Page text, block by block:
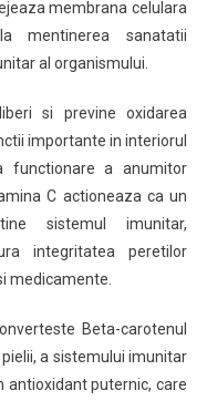
membrana celulara
mentinerea sanatatii
al organismului.
si previne oxidarea
importante in interiorul
functionare a anumitor
C actioneaza ca un
sistemul imunitar,
integritatea peretilor
medicamente.
Beta-carotenul
a sistemului imunitar
antioxidant puternic, care